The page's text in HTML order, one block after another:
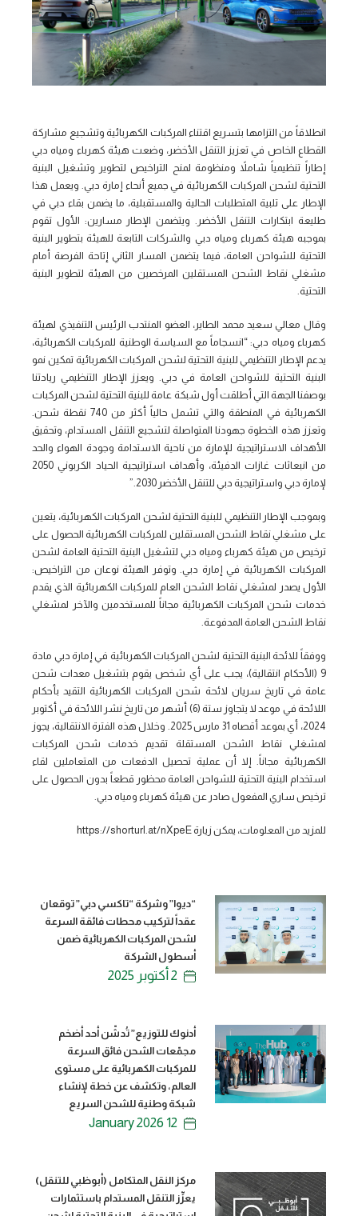
“ديوا” وشركة “تاكسي دبي” توقعان
عقداً لتركيب محطات فائقة السرعة
لشحن المركبات الكهربائية ضمن
أسطول الشركة
2 أكتوبر 2025
أدنوك للتوزيع” تُدشّن أحد أضخم
مجمّعات الشحن فائق السرعة
للمركبات الكهربائية على مستوى
العالم، وتكشف عن خطة لإنشاء
شبكة وطنية للشحن السريع
12 January 2026
مركز النقل المتكامل (أبوظبي للتنقل)
يعزِّز التنقل المستدام باستثمارات
انطلاقاً من التزامها بتسريع اقتناء المركبات الكهربائية وتشجيع مشاركة
القطاع الخاص في تعزيز التنقل الأخضر، وضعت هيئة كهرباء ومياه دبي
إطاراً تنظيمياً شاملاً ومنظومة لمنح التراخيص لتطوير وتشغيل البنية
التحتية لشحن المركبات الكهربائية في جميع أنحاء إمارة دبي. ويعمل هذا
الإطار على تلبية المتطلبات الحالية والمستقبلية، ما يضمن بقاء دبي في
طليعة ابتكارات التنقل الأخضر. ويتضمن الإطار مسارين: الأول تقوم
بموجبه هيئة كهرباء ومياه دبي والشركات التابعة للهيئة بتطوير البنية
التحتية للشواحن العامة، فيما يتضمن المسار الثاني إتاحة الفرصة أمام
مشغلي نقاط الشحن المستقلين المرخصين من الهيئة لتطوير البنية
التحتية.
وقال معالي سعيد محمد الطاير، العضو المنتدب الرئيس التنفيذي لهيئة
كهرباء ومياه دبي: “انسجاماً مع السياسة الوطنية للمركبات الكهربائية،
يدعم الإطار التنظيمي للبنية التحتية لشحن المركبات الكهربائية تمكين نمو
البنية التحتية للشواحن العامة في دبي. ويعزز الإطار التنظيمي ريادتنا
بوصفنا الجهة التي أطلقت أول شبكة عامة للبنية التحتية لشحن المركبات
الكهربائية في المنطقة والتي تشمل حالياً أكثر من 740 نقطة شحن.
وتعزز هذه الخطوة جهودنا المتواصلة لتشجيع التنقل المستدام، وتحقيق
الأهداف الاستراتيجية للإمارة من ناحية الاستدامة وجودة الهواء والحد
من انبعاثات غازات الدفيئة، وأهداف استراتيجية الحياد الكربوني 2050
لإمارة دبي واستراتيجية دبي للتنقل الأخضر 2030.”
وبموجب الإطار التنظيمي للبنية التحتية لشحن المركبات الكهربائية، يتعين
على مشغلي نقاط الشحن المستقلين للمركبات الكهربائية الحصول على
ترخيص من هيئة كهرباء ومياه دبي لتشغيل البنية التحتية العامة لشحن
المركبات الكهربائية في إمارة دبي. وتوفر الهيئة نوعان من التراخيص:
الأول يصدر لمشغلي نقاط الشحن العام للمركبات الكهربائية الذي يقدم
خدمات شحن المركبات الكهربائية مجاناً للمستخدمين والآخر لمشغلي
نقاط الشحن العامة المدفوعة.
ووفقاً للائحة البنية التحتية لشحن المركبات الكهربائية في إمارة دبي مادة
9 (الأحكام انتقالية)، يجب على أي شخص يقوم بتشغيل معدات شحن
عامة في تاريخ سريان لائحة شحن المركبات الكهربائية التقيد بأحكام
اللائحة في موعد لا يتجاوز ستة (6) أشهر من تاريخ نشر اللائحة في أكتوبر
2024، أي بموعد أقصاه 31 مارس 2025. وخلال هذه الفترة الانتقالية، يجوز
لمشغلي نقاط الشحن المستقلة تقديم خدمات شحن المركبات
الكهربائية مجاناً. إلا أن عملية تحصيل الدفعات من المتعاملين لقاء
استخدام البنية التحتية للشواحن العامة محظور قطعاً بدون الحصول على
ترخيص ساري المفعول صادر عن هيئة كهرباء ومياه دبي.
للمزيد من المعلومات، يمكن زيارة https://shorturl.at/nXpeE